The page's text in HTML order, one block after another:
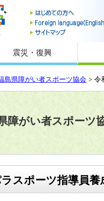
震災・復興
島県障がい者スポーツ協会 > 令
障がい者スポーツ
スポーツ指導員